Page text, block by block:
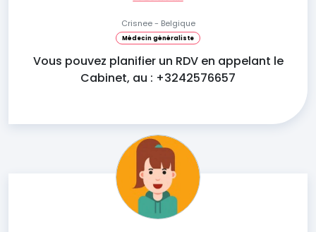
Crisnee - Belgique
Médecin généraliste
Vous pouvez planifier un RDV en appelant le
Cabinet, au : +3242576657